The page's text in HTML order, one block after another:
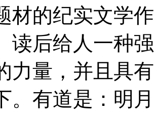
材的纪实文学
读后给人一种
力量，并且具
。有道是：明